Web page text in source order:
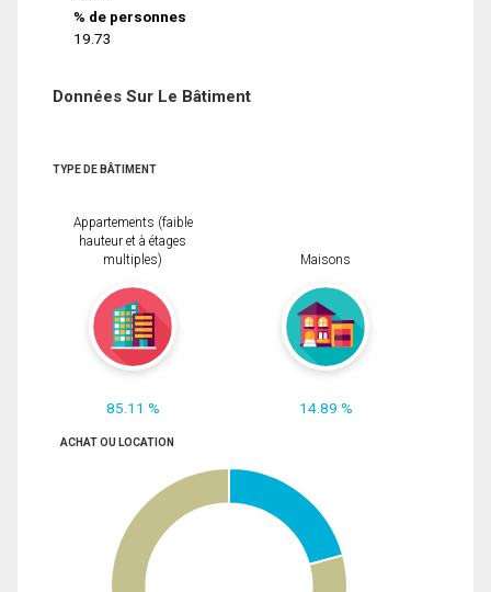
% de personnes
19.73
Données Sur Le Bâtiment
TYPE DE BÂTIMENT
Appartements (faible
hauteur et à étages
multiples)
85.11 %
Maisons
14.89 %
ACHAT OU LOCATION